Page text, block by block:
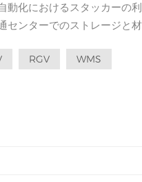
動化におけるスタッカーの
センターでのストレージと
倉庫自動化システムの重要
RGV
WMS